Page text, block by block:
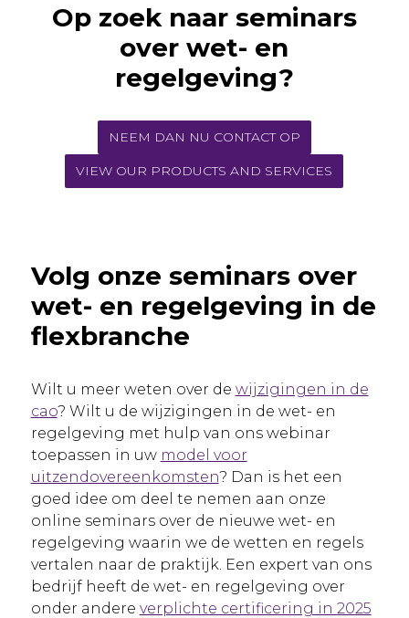
Op zoek naar seminars
over wet- en
regelgeving?
NEEM DAN NU CONTACT OP
VIEW OUR PRODUCTS AND SERVICES
Volg onze seminars over
wet- en regelgeving in de
flexbranche
Wilt u meer weten over de wijzigingen in de
cao? Wilt u de wijzigingen in de wet- en
regelgeving met hulp van ons webinar
toepassen in uw model voor
uitzendovereenkomsten? Dan is het een
goed idee om deel te nemen aan onze
online seminars over de nieuwe wet- en
regelgeving waarin we de wetten en regels
vertalen naar de praktijk. Een expert van ons
bedrijf heeft de wet- en regelgeving over
onder andere verplichte certificering in 2025